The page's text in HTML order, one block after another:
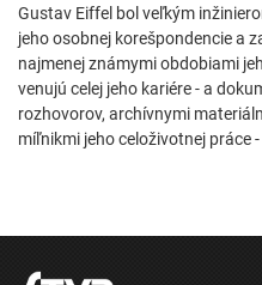
Gustav Eiffel bol veľkým
jeho osobnej korešpondencie a
najmenej známymi obdobiami
venujú celej jeho kariére - a
rozhovorov, archívnymi
míľnikmi jeho celoživotnej práce